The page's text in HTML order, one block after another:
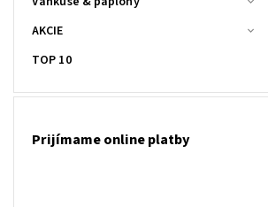
AKCIE
TOP 10
Prijímame online platby